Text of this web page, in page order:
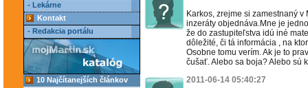
- Lekárne
Kontakt
- Redakcia portálu
10 Najčítanejších článkov
Karkos, zrejme si zamestnaný
inzeráty objednáva.Mne je
že do zastupiteľstva idú iné
dôležité, či tá informácia , na
Osobne tomu verím. Ak je to
čušať. Alebo sa boja? Alebo sú
2011-06-14 05:40:27